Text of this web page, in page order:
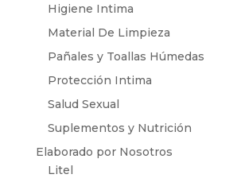
Higiene Intima
Material De Limpieza
Pañales y Toallas Húmedas
Protección Intima
Salud Sexual
Suplementos y Nutrición
Elaborado por Nosotros
Litel